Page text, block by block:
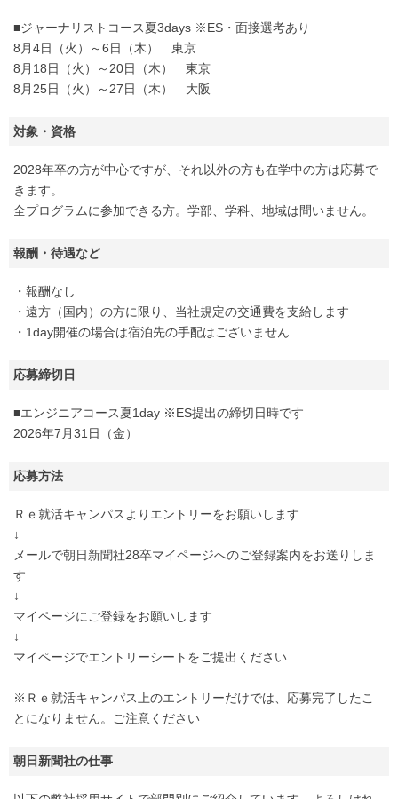
■ジャーナリストコース夏3days ※ES・面接選考あり
8月4日（火）～6日（木） 東京
8月18日（火）～20日（木） 東京
8月25日（火）～27日（木） 大阪
対象・資格
2028年卒の方が中心ですが、それ以外の方も在学中の方は応募で
きます。
全プログラムに参加できる方。学部、学科、地域は問いません。
報酬・待遇など
・報酬なし
・遠方（国内）の方に限り、当社規定の交通費を支給します
・1day開催の場合は宿泊先の手配はございません
応募締切日
■エンジニアコース夏1day ※ES提出の締切日時です
2026年7月31日（金）
応募方法
Ｒｅ就活キャンパスよりエントリーをお願いします
↓
メールで朝日新聞社28卒マイページへのご登録案内をお送りしま
す
↓
マイページにご登録をお願いします
↓
マイページでエントリーシートをご提出ください
※Ｒｅ就活キャンパス上のエントリーだけでは、応募完了したこ
とになりません。ご注意ください
朝日新聞社の仕事